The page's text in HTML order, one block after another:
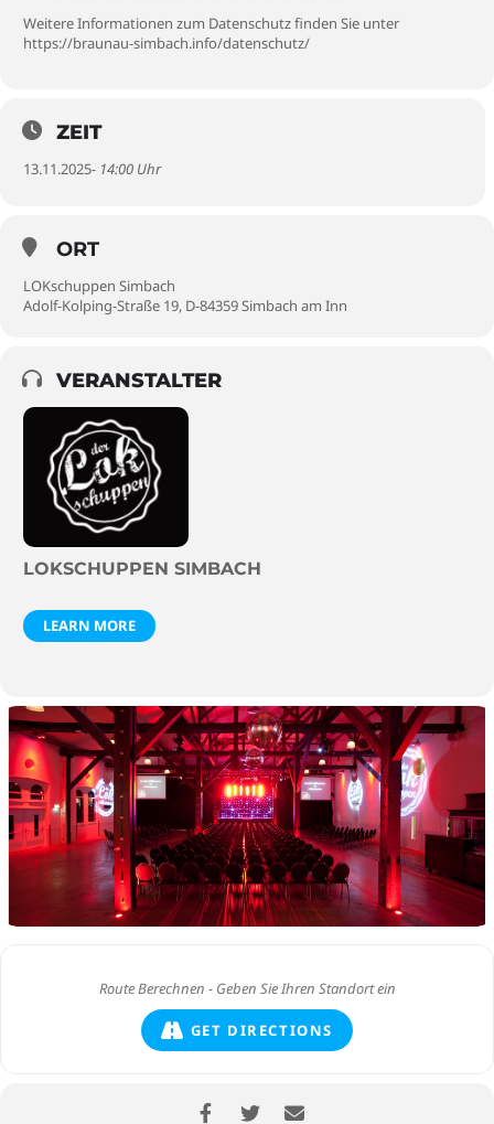
Weitere Informationen zum Datenschutz finden Sie unter
https://braunau-simbach.info/datenschutz/
ZEIT
13.11.2025- 14:00 Uhr
ORT
LOKschuppen Simbach
Adolf-Kolping-Straße 19, D-84359 Simbach am Inn
VERANSTALTER
LOKSCHUPPEN SIMBACH
LEARN MORE
GET DIRECTIONS